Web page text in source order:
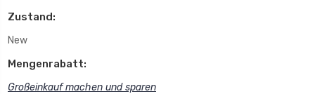
Zustand:
New
Mengenrabatt:
Großeinkauf machen und sparen